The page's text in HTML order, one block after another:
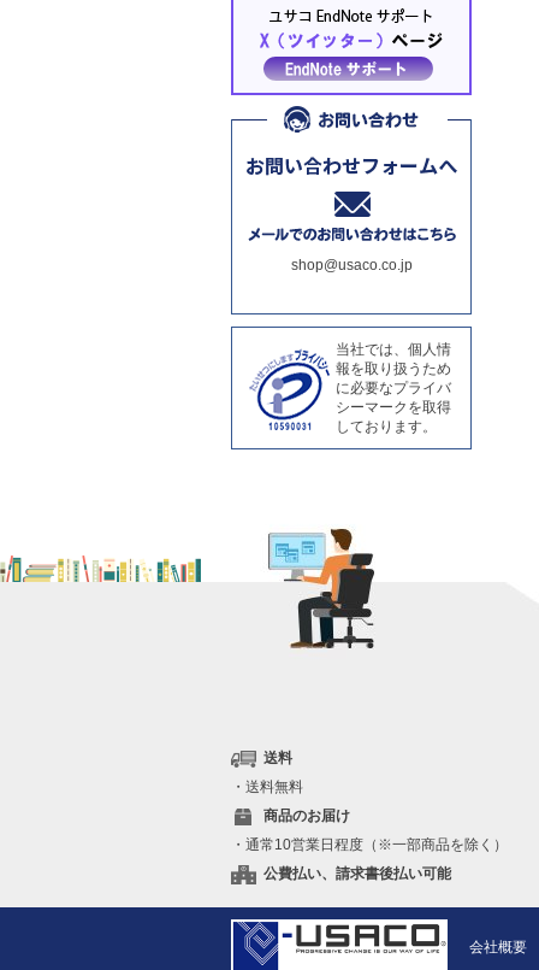
shop@usaco.co.jp
当社では、個人情
報を取り扱うため
に必要なプライバ
シーマークを取得
しております。
送料
・送料無料
商品のお届け
・通常10営業日程度（※一部商品を除く）
公費払い、請求書後払い可能
会社概要